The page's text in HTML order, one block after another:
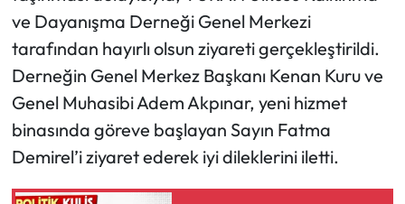
ve Dayanışma Derneği Genel Merkezi
tarafından hayırlı olsun ziyareti gerçekleştirildi.
Derneğin Genel Merkez Başkanı Kenan Kuru ve
Genel Muhasibi Adem Akpınar, yeni hizmet
binasında göreve başlayan Sayın Fatma
Demirel’i ziyaret ederek iyi dileklerini iletti.